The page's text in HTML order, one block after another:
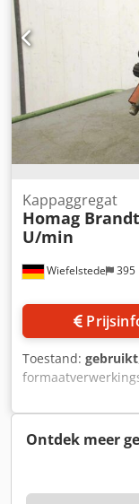
Wiefelstede 395
Kappaggregat
Homag Brandt
U/min
Toestand: gebruikt
unit, voegfrees-
freesmotor voor
Adijk -Fabrikant:
LF-40-L -Kracht:
Ontdek meer